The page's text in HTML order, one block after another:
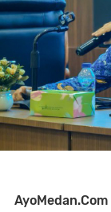
AyoMedan.Com